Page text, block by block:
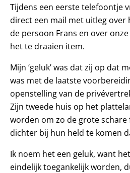
Tijdens een eerste telefoontje
direct een mail met uitleg
de persoon Frans en over
het te draaien item.
Mijn ‘geluk’ was dat zij op dat
was met de laatste
openstelling van de
Zijn tweede huis op het
worden om zo de grote schare
dichter bij hun held te komen
Ik noem het een geluk, want
eindelijk toegankelijk worden,